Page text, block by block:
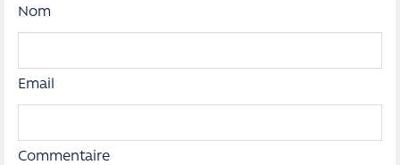
Nom
Email
Commentaire